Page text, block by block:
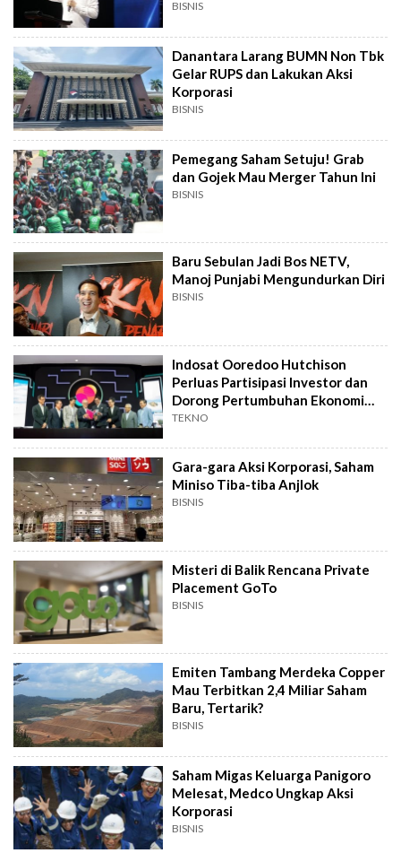
BISNIS
Danantara Larang BUMN Non Tbk
Gelar RUPS dan Lakukan Aksi
Korporasi
BISNIS
Pemegang Saham Setuju! Grab
dan Gojek Mau Merger Tahun Ini
BISNIS
Baru Sebulan Jadi Bos NETV,
Manoj Punjabi Mengundurkan Diri
BISNIS
Indosat Ooredoo Hutchison
Perluas Partisipasi Investor dan
Dorong Pertumbuhan Ekonomi
Inklusif
TEKNO
Gara-gara Aksi Korporasi, Saham
Miniso Tiba-tiba Anjlok
BISNIS
Misteri di Balik Rencana Private
Placement GoTo
BISNIS
Emiten Tambang Merdeka Copper
Mau Terbitkan 2,4 Miliar Saham
Baru, Tertarik?
BISNIS
Saham Migas Keluarga Panigoro
Melesat, Medco Ungkap Aksi
Korporasi
BISNIS